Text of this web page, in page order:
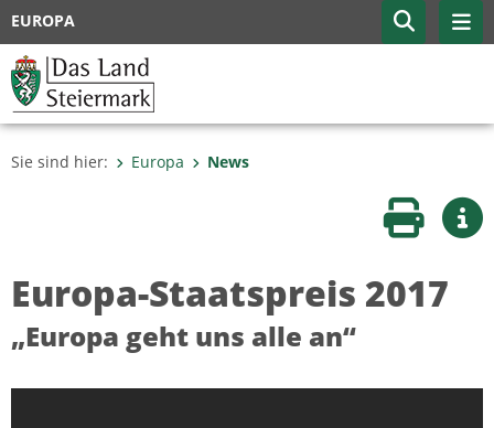
EUROPA
Sie sind hier: Europa News
Seite
Europa-Staatspreis 2017
„Europa geht uns alle an“